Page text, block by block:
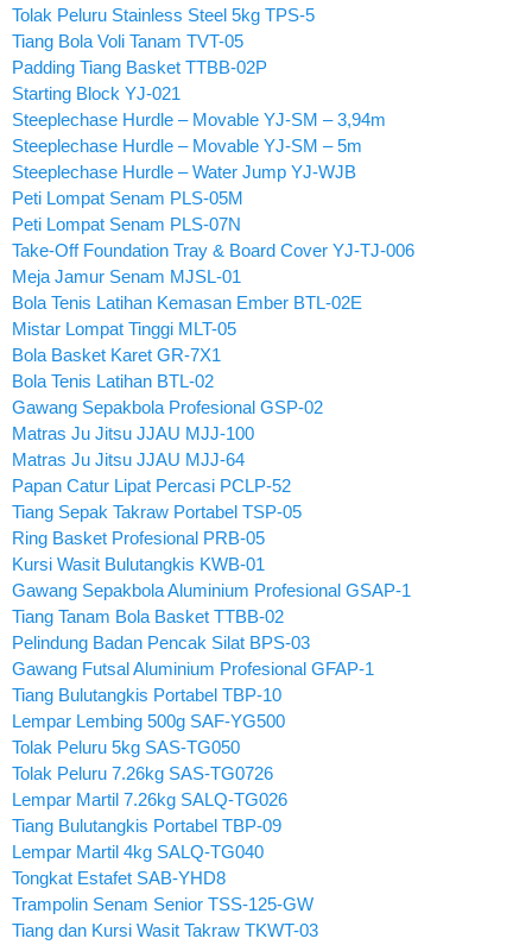
Tolak Peluru Stainless Steel 5kg TPS-5
Tiang Bola Voli Tanam TVT-05
Padding Tiang Basket TTBB-02P
Starting Block YJ-021
Steeplechase Hurdle – Movable YJ-SM – 3,94m
Steeplechase Hurdle – Movable YJ-SM – 5m
Steeplechase Hurdle – Water Jump YJ-WJB
Peti Lompat Senam PLS-05M
Peti Lompat Senam PLS-07N
Take-Off Foundation Tray & Board Cover YJ-TJ-006
Meja Jamur Senam MJSL-01
Bola Tenis Latihan Kemasan Ember BTL-02E
Mistar Lompat Tinggi MLT-05
Bola Basket Karet GR-7X1
Bola Tenis Latihan BTL-02
Gawang Sepakbola Profesional GSP-02
Matras Ju Jitsu JJAU MJJ-100
Matras Ju Jitsu JJAU MJJ-64
Papan Catur Lipat Percasi PCLP-52
Tiang Sepak Takraw Portabel TSP-05
Ring Basket Profesional PRB-05
Kursi Wasit Bulutangkis KWB-01
Gawang Sepakbola Aluminium Profesional GSAP-1
Tiang Tanam Bola Basket TTBB-02
Pelindung Badan Pencak Silat BPS-03
Gawang Futsal Aluminium Profesional GFAP-1
Tiang Bulutangkis Portabel TBP-10
Lempar Lembing 500g SAF-YG500
Tolak Peluru 5kg SAS-TG050
Tolak Peluru 7.26kg SAS-TG0726
Lempar Martil 7.26kg SALQ-TG026
Tiang Bulutangkis Portabel TBP-09
Lempar Martil 4kg SALQ-TG040
Tongkat Estafet SAB-YHD8
Trampolin Senam Senior TSS-125-GW
Tiang dan Kursi Wasit Takraw TKWT-03